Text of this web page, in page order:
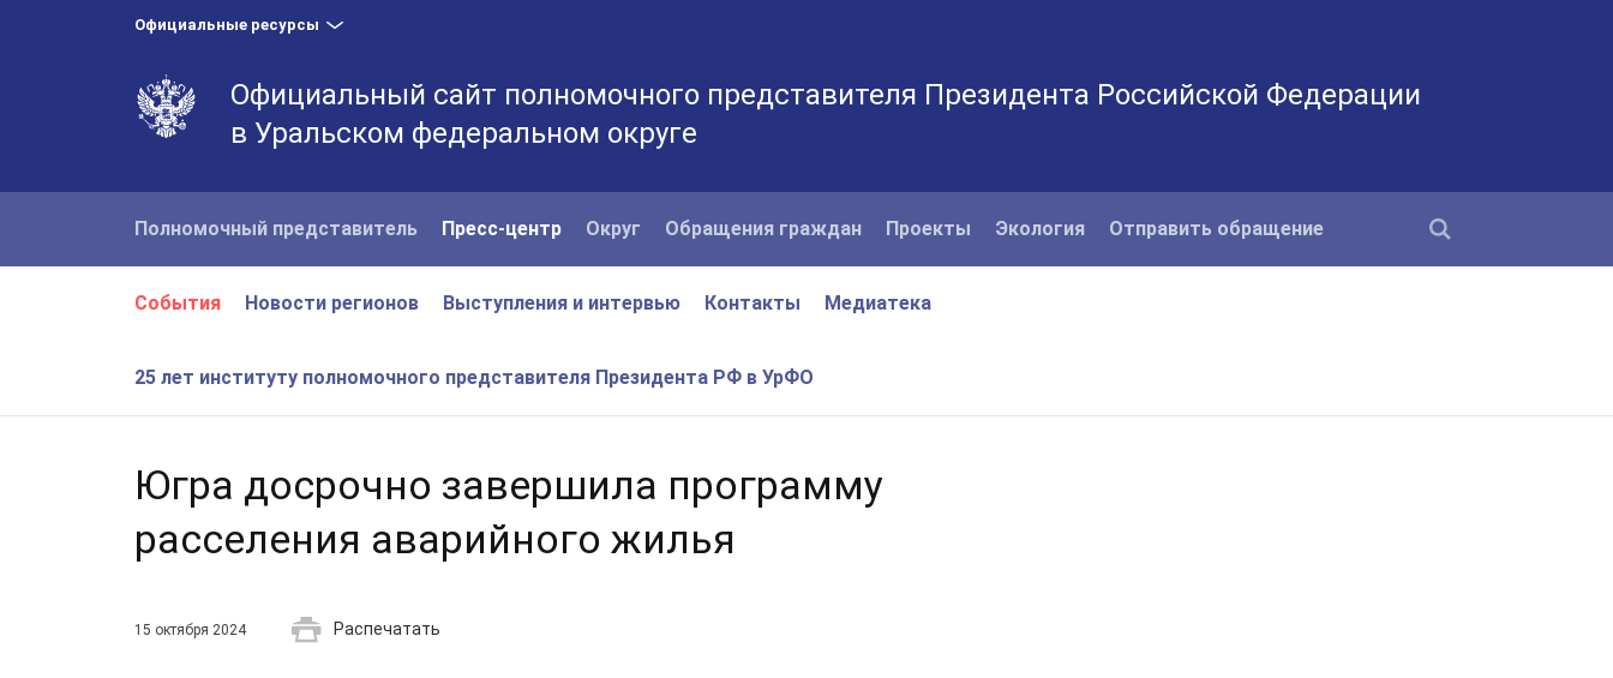
Официальные ресурсы
Официальный сайт полномочного представителя Президента Российской Федерации
в Уральском федеральном округе
Полномочный представитель Пресс-центр Округ Обращения граждан Проекты Экология Отправить обращение
События Новости регионов Выступления и интервью Контакты Медиатека
25 лет институту полномочного представителя Президента РФ в УрФО
Югра досрочно завершила программу
расселения аварийного жилья
15 октября 2024 Распечатать